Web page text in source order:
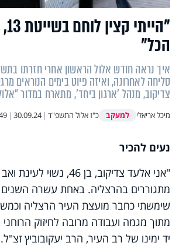
הכל"
איך נראה חודש אלול הראשון אחרי חזרתו
סליחה לאחרונה, ואיזה פיוט בימים הנוראים
צדיקוב, מנהל 'ארגון ביחד', מתארח במדור
מיכל אריאלי למעקב כ"ז אלול התשפ"ד |
30.09.24
|
נעים להכיר
"אני אלעד צדיקוב, בן 46, נשוי
מתגוררים בהרצליה. באחת עשרה השנים
שימשתי כחבר מועצת העיר הרצליה
מתוך מגמה ועבודה מרובה לחיזוק הרוחני
יד ימינו של רב העיר, הרב יעקובוביץ זצ"ל.